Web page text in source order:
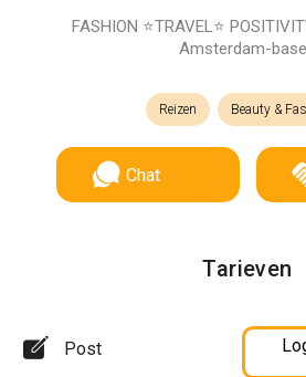
FASHION ⭐️TRAVEL⭐️
Amsterdam-
Reizen Beauty &
Chat
Tarieven
Post